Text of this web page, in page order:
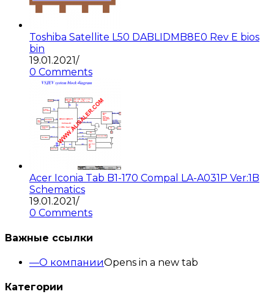
Toshiba Satellite L50 DABLIDMB8E0 Rev E bios
bin
19.01.2021/
0 Comments
Acer Iconia Tab B1-170 Compal LA-A031P Ver:1B
Schematics
19.01.2021/
0 Comments
Важные ссылки
О компанииOpens in a new tab
Категории